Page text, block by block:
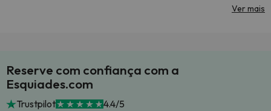
Ver mais
Reserve com confiança com a
Esquiades.com
Trustpilot 4.4/5